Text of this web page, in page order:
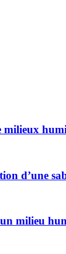
d’une
milieu